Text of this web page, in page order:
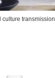
transmission